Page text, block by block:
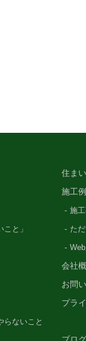
と」
らないこと
住ま
施工例
施工
た
会社
お問
プラ